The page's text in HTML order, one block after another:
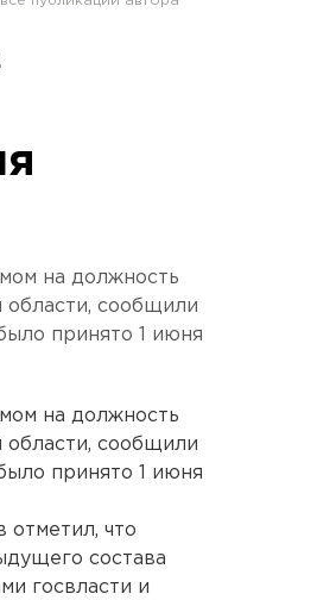
на должность
области, сообщили
принято 1 июня
на должность
области, сообщили
принято 1 июня
что
состава
госвласти и